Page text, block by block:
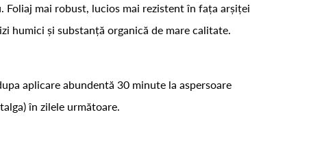
Foliaj mai robust, lucios mai rezistent în fața arșiței
humici și substanță organică de mare calitate.
aplicare abundentă 30 minute la aspersoare
în zilele următoare.